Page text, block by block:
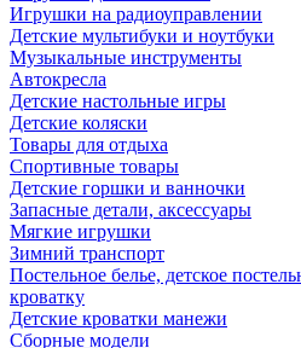
Игрушки на радиоуправлении
Детские мультибуки и ноутбуки
Музыкальные инструменты
Автокресла
Детские настольные игры
Детские коляски
Товары для отдыха
Спортивные товары
Детские горшки и ванночки
Запасные детали, аксессуары
Мягкие игрушки
Зимний транспорт
Постельное белье, детское
кроватку
Детские кроватки манежи
Сборные модели